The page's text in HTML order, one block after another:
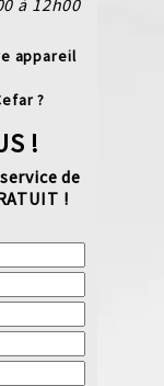
à 12h00
appareil
?
!
de
!